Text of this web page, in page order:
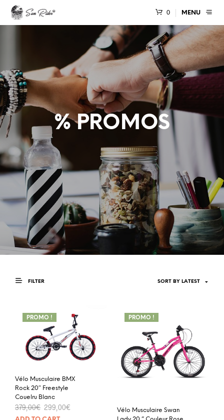
0 MENU
% PROMOS
FILTER
PROMO !
Vélo Musculaire BMX
Rock 20″ Freestyle
Couelru Blanc
379,00€ 299,00€
PROMO !
Vélo Musculaire Swan